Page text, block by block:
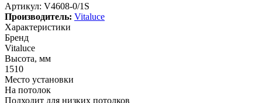
Артикул: V4608-0/1S
Производитель: Vitaluce
Характеристики
Бренд
Vitaluce
Высота, мм
1510
Место установки
На потолок
Подходит для низких потолков